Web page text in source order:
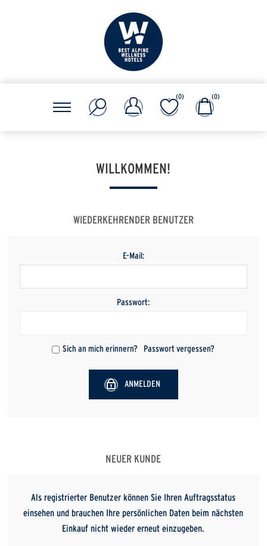
(0) (0)
WILLKOMMEN!
WIEDERKEHRENDER BENUTZER
E-Mail:
Passwort:
Sich an mich erinnern? Passwort vergessen?
ANMELDEN
NEUER KUNDE
Als registrierter Benutzer können Sie Ihren Auftragsstatus
einsehen und brauchen Ihre persönlichen Daten beim nächsten
Einkauf nicht wieder erneut einzugeben.